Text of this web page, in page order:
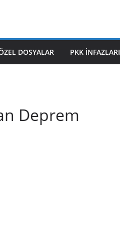
DOSYALAR PKK İNFAZLARI
Deprem